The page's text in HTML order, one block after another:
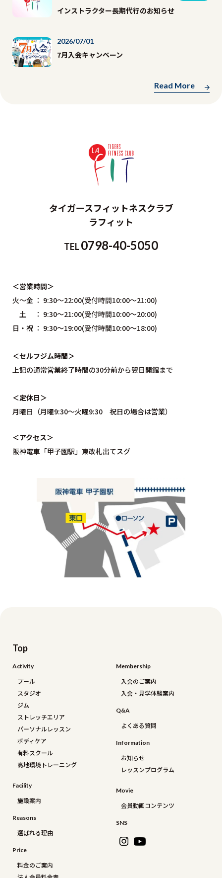
インストラクター長期代行のお知らせ
2026/07/01
7月入会キャンペーン
Read More
タイガースフィットネスクラブ
ラフィット
TEL0798-40-5050
＜営業時間＞
火～金 ： 9:30～22:00(受付時間10:00〜21:00)
土 ： 9:30～21:00(受付時間10:00～20:00)
日・祝 ： 9:30～19:00(受付時間10:00〜18:00)
＜セルフジム時間＞
上記の通常営業終了時間の30分前から翌日開館まで
＜定休日＞
月曜日（月曜9:30〜火曜9:30 祝日の場合は営業）
＜アクセス＞
阪神電車「甲子園駅」東改札出てスグ
Top
Activity
プール
スタジオ
ジム
ストレッチエリア
パーソナルレッスン
ボディケア
有料スクール
高地環境トレーニング
Facility
施設案内
Reasons
選ばれる理由
Price
料金のご案内
Membership
入会のご案内
入会・見学体験案内
Q&a
よくある質問
Information
お知らせ
レッスンプログラム
Movie
会員動画コンテンツ
SNS